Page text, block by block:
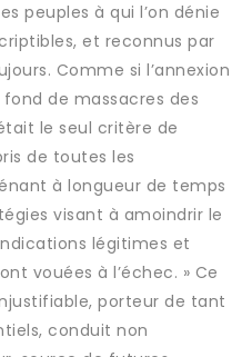
peuples à qui l’on dénie
et reconnus par
Comme si l’annexion
de massacres des
le seul critère de
de toutes les
à longueur de temps
visant à amoindrir le
légitimes et
vouées à l’échec. » Ce
porteur de tant
conduit non